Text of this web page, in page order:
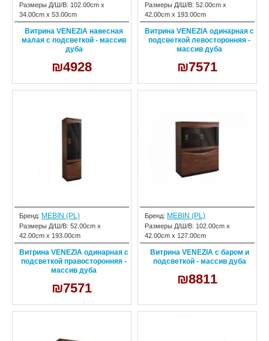
Размеры Д/Ш/В: 102.00cm x
34.00cm x 53.00cm
Витрина VENEZIA навесная
малая с подсветкой - массив
дуба
₪4928
Размеры Д/Ш/В: 52.00cm x
42.00cm x 193.00cm
Витрина VENEZIA одинарная с
подсветкой левосторонняя -
массив дуба
₪7571
Бренд: MEBIN (PL)
Размеры Д/Ш/В: 52.00cm x
42.00cm x 193.00cm
Витрина VENEZIA одинарная с
подсветкой правосторонняя -
массив дуба
₪7571
Бренд: MEBIN (PL)
Размеры Д/Ш/В: 102.00cm x
42.00cm x 127.00cm
Витрина VENEZIA с баром и
подсветкой - массив дуба
₪8811